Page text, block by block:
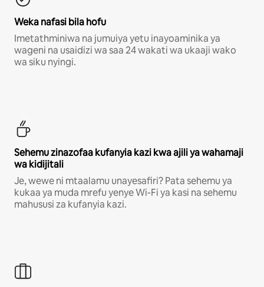
Weka nafasi bila hofu
Imetathminiwa na jumuiya yetu inayoaminika ya
wageni na usaidizi wa saa 24 wakati wa ukaaji wako
wa siku nyingi.
Sehemu zinazofaa kufanyia kazi kwa ajili ya wahamaji
wa kidijitali
Je, wewe ni mtaalamu unayesafiri? Pata sehemu ya
kukaa ya muda mrefu yenye Wi-Fi ya kasi na sehemu
mahususi za kufanyia kazi.